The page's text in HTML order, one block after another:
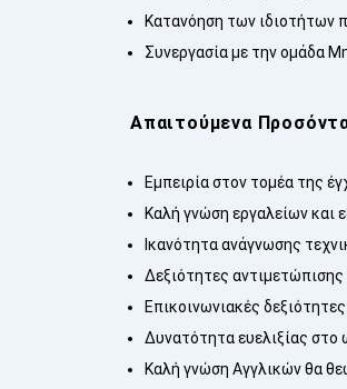
Κατανόηση των ιδιοτήτων
Συνεργασία με την ομάδα
Απαιτούμενα
Εμπειρία στον τομέα της
Καλή γνώση εργαλείων και
Ικανότητα ανάγνωσης
Δεξιότητες αντιμετώπισης
Επικοινωνιακές
Δυνατότητα ευελιξίας στο
Καλή γνώση Αγγλικών θα